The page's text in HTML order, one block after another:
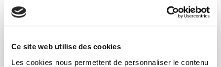
Ce site web utilise des cookies
Les cookies nous permettent de personnaliser le contenu